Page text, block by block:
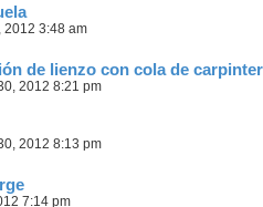
2012 3:48 am
de lienzo con cola de
2012 8:21 pm
2012 8:13 pm
7:14 pm